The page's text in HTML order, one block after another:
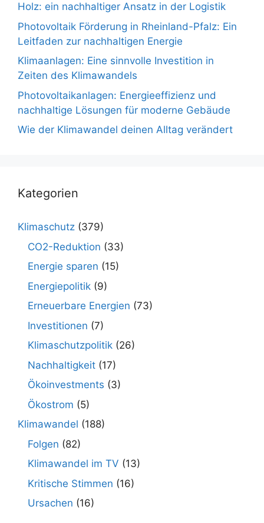
Holz: ein nachhaltiger Ansatz in der Logistik
Photovoltaik Förderung in Rheinland-Pfalz: Ein
Leitfaden zur nachhaltigen Energie
Klimaanlagen: Eine sinnvolle Investition in
Zeiten des Klimawandels
Photovoltaikanlagen: Energieeffizienz und
nachhaltige Lösungen für moderne Gebäude
Wie der Klimawandel deinen Alltag verändert
Kategorien
Klimaschutz (379)
CO2-Reduktion (33)
Energie sparen (15)
Energiepolitik (9)
Erneuerbare Energien (73)
Investitionen (7)
Klimaschutzpolitik (26)
Nachhaltigkeit (17)
Ökoinvestments (3)
Ökostrom (5)
Klimawandel (188)
Folgen (82)
Klimawandel im TV (13)
Kritische Stimmen (16)
Ursachen (16)